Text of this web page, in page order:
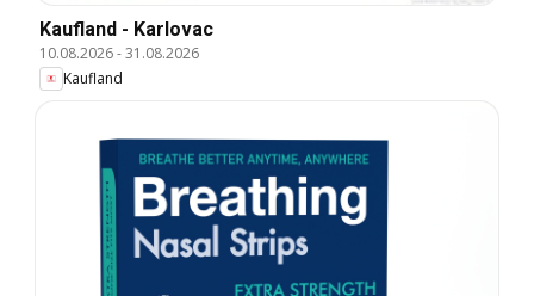
Kaufland - Karlovac
10.08.2026-31.08.2026
Kaufland